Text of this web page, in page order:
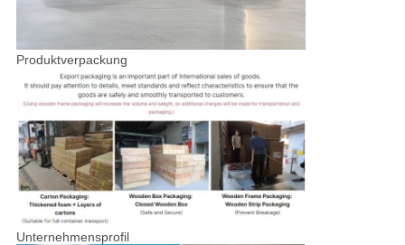
Produktverpackung
Unternehmensprofil